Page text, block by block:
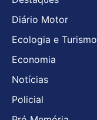
Diário Motor
Ecologia e Turismo
Economia
Notícias
Policial